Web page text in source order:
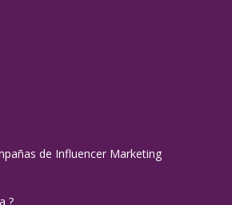
de Influencer Marketing
?